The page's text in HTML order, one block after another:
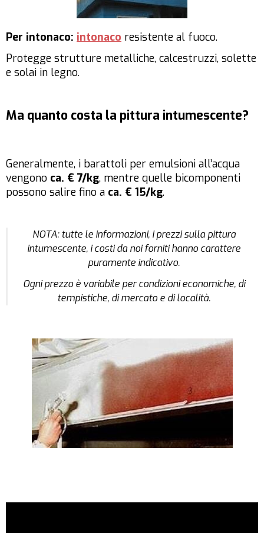
Per intonaco: intonaco resistente al fuoco.
Protegge strutture metalliche, calcestruzzi, solette
e solai in legno.
Ma quanto costa la pittura intumescente?
Generalmente, i barattoli per emulsioni all’acqua
vengono ca. € 7/kg, mentre quelle bicomponenti
possono salire fino a ca. € 15/kg.
NOTA: tutte le informazioni, i prezzi sulla pittura
intumescente, i costi da noi forniti hanno carattere
puramente indicativo.
Ogni prezzo è variabile per condizioni economiche, di
tempistiche, di mercato e di località.